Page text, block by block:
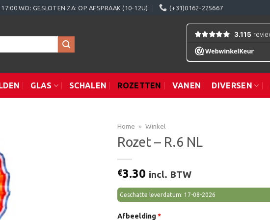
WO: GESLOTEN ZA: OP AFSPRAAK (10-12U) (+31)0162-225667
GLAS SCHALEN ROZETTEN VANEN DIVERSEN
Home » Winkel
Rozet – R.6 NL
€3.30 incl. BTW
Geschatte leverdatum: 17-08-2026
Afbeelding *